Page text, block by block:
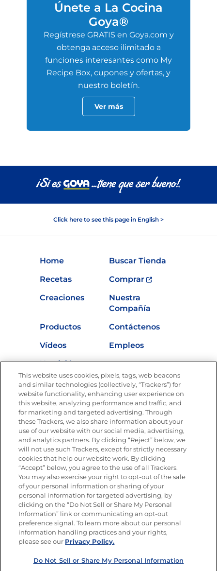
Únete a La Cocina
Goya®
Regístrese GRATIS en Goya.com y
obtenga acceso ilimitado a
funciones interesantes como My
Recipe Box, cupones y ofertas, y
nuestro boletín.
Ver más
Click here to see this page in English >
Home
Buscar Tienda
Recetas
Comprar
Creaciones
Nuestra
Compañía
Productos
Contáctenos
Vídeos
Empleos
Nutrición
Únete a La Cocina Goya®
Recibe Nuevas Recetas, Ofertas Especiales y
Promociones
SÍGUENOS EN LAS REDES SOCIALES
Mapa del sitioPolítica de privacidad
Limitar el uso de mis datos personales sensibles
No vender ni compartir mis datos personales
Copyright © 2026 Goya Foods, Inc. Todos los derechos reservados.
This website uses cookies, pixels, tags, web beacons
and similar technologies (collectively, “Trackers”) for
website functionality, enhancing user experience on
this website, analyzing performance and traffic, and
for marketing and targeted advertising. Through
these Trackers, we also share information about your
use of our website with our social media, advertising,
and analytics partners. By clicking “Reject” below, we
will not use such Trackers, except for strictly necessary
cookies that help our website work. By clicking
“Accept” below, you agree to the use of all Trackers.
You may also exercise your right to opt-out of the sale
of your personal information or sharing of your
personal information for targeted advertising, by
clicking on the “Do Not Sell or Share My Personal
Information” link or communicating an opt-out
preference signal. To learn more about our personal
information handling practices and your rights,
please see our Privacy Policy.
Do Not Sell or Share My Personal Information